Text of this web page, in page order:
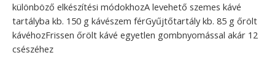
különböző elkészítési módokhozA levehető szemes kávé
tartályba kb. 150 g kávészem férGyűjtőtartály kb. 85 g őrölt
kávéhozFrissen őrölt kávé egyetlen gombnyomással akár 12
csészéhez